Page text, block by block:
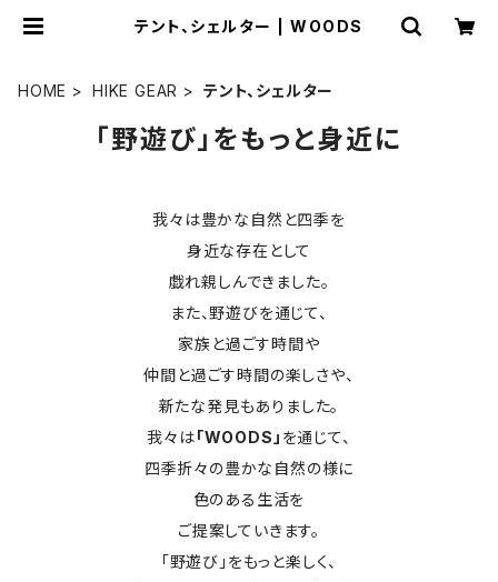
テント、シェルター | WOODS
HOME HIKE GEAR テント、シェルター
「野遊び」をもっと身近に
我々は豊かな自然と四季を
身近な存在として
戯れ親しんできました。
また、野遊びを通じて、
家族と過ごす時間や
仲間と過ごす時間の楽しさや、
新たな発見もありました。
我々は「WOODS」 を通じて、
四季折々の豊かな自然の様に
色のある生活を
ご提案していきます。
「野遊び」をもっと楽しく、